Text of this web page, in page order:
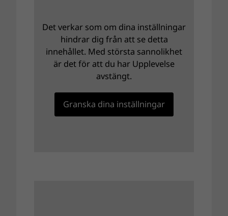
Det verkar som om dina inställningar
hindrar dig från att se detta
innehållet. Med största sannolikhet
är det för att du har Upplevelse
avstängt.
Granska dina inställningar